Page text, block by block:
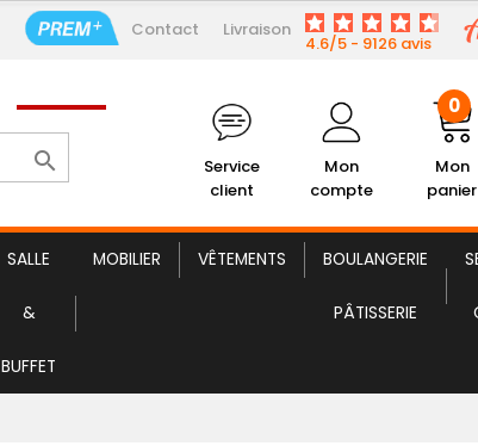
Contact Livraison
4.6/5 - 9126 avis

Service
client
Mon
compte
Mon
panier
0
SALLE
&
BUFFET
MOBILIER VÊTEMENTS BOULANGERIE
PÂTISSERIE
Néon de Rechange Pour Tue-Mouches